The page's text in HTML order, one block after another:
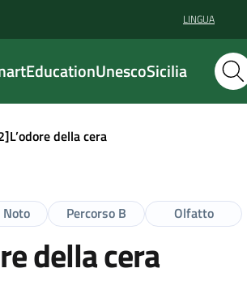
LINGUA
della cera
Olfatto
Percorso B
della cera